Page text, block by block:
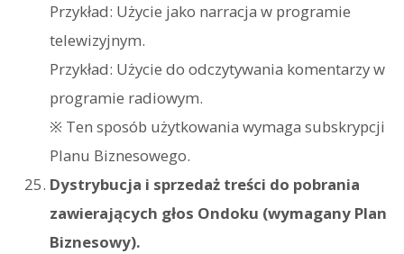
Przykład: Użycie jako narracja w programie
telewizyjnym.
Przykład: Użycie do odczytywania komentarzy w
programie radiowym.
※ Ten sposób użytkowania wymaga subskrypcji
Planu Biznesowego.
Dystrybucja i sprzedaż treści do pobrania
zawierających głos Ondoku (wymagany Plan
Biznesowy).